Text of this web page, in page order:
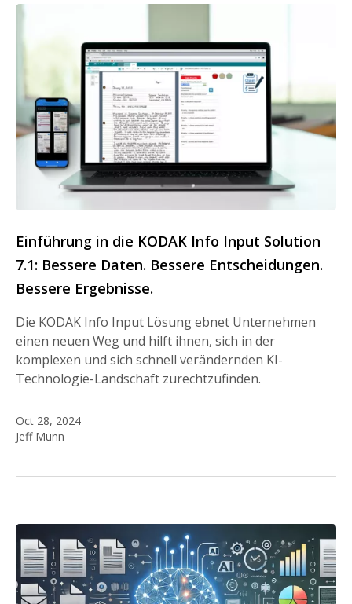
Einführung in die KODAK Info Input Solution
7.1: Bessere Daten. Bessere Entscheidungen.
Bessere Ergebnisse.
Die KODAK Info Input Lösung ebnet Unternehmen
einen neuen Weg und hilft ihnen, sich in der
komplexen und sich schnell verändernden KI-
Technologie-Landschaft zurechtzufinden.
Oct 28, 2024
Jeff Munn